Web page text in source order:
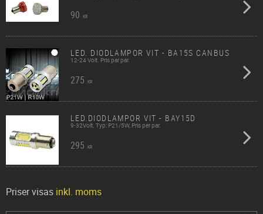
90 KR
LED. DIODLAMPOR VIT - BA15S CANBUS
12-24 Volt. Pris par par.
275 KR
LED.DIODLAMPOR VIT - BAY15D
9-32Volt. Typ: P21/5W, Pris per par.
295 KR
Priser visas inkl. moms